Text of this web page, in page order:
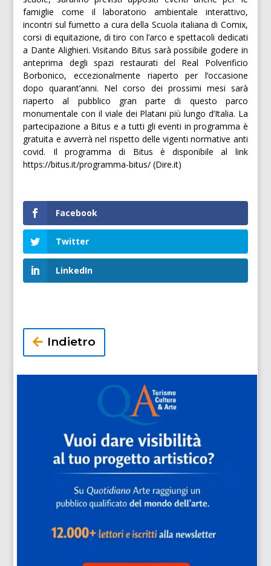
famiglie come il laboratorio ambientale interattivo,
incontri sul fumetto a cura della Scuola italiana di Comix,
corsi di equitazione, di tiro con l’arco e spettacoli dedicati
a Dante Alighieri. Visitando Bitus sarà possibile godere in
anteprima degli spazi restaurati del Real Polverificio
Borbonico, eccezionalmente riaperto per l’occasione
dopo quarant’anni. Nel corso dei prossimi mesi sarà
riaperto al pubblico gran parte di questo parco
monumentale con il viale dei Platani più lungo d’Italia. La
partecipazione a Bitus e a tutti gli eventi in programma è
gratuita e avverrà nel rispetto delle vigenti normative anti
covid. Il programma di Bitus è disponibile al link
https://bitus.it/programma-bitus/ (Dire.it)
Facebook
Twitter
LinkedIn
Indietro